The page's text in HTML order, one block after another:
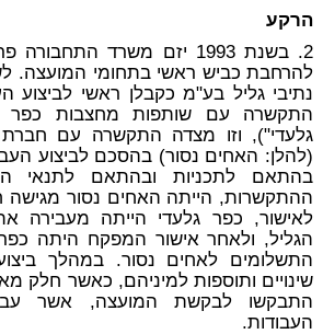
הרקע
2. בשנת 1993 יזם משרד
להרחבת כביש ראשי בתחומי המועצה.
נתיבי גליל בע"מ כקבלן ראשי לביצוע
התקשרה עם שותפות מחצבות כפר
גלעדי"), וזו מצדה התקשרה עם
(להלן: האחים נסור) בהסכם לביצוע
בהתאם לתכניות ובהתאם לתנאי
ההתקשרות, הייתה האחים נסור מגישה
לאישור, כפר גלעדי הייתה מעבירה
הגליל, ולאחר אישור המפקח היתה
התשלומים לאחים נסור. במהלך
שינויים ותוספות למיניהם, כאשר חלק
התבקשו לבקשת המועצה, אשר
העבודות.